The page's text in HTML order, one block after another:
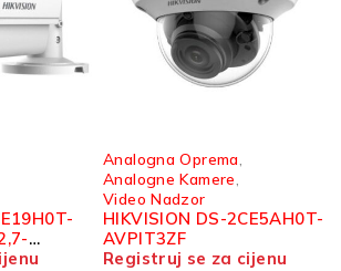
Analogna Oprema
Analogne Kamere
Video Nadzor
HIKVISION DS-2CE5AH0T-
AVPIT3ZF
Registruj se za cijenu